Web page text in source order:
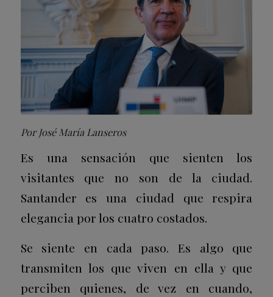
Por José María Lanseros
Es una sensación que sienten los
visitantes que no son de la ciudad.
Santander es una ciudad que respira
elegancia por los cuatro costados.
Se siente en cada paso. Es algo que
transmiten los que viven en ella y que
perciben quienes, de vez en cuando,